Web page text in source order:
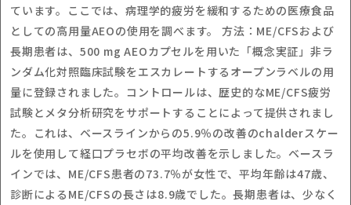
ています。ここでは、病理学的疲労を緩和するための医療食品
としての高用量AEOの使用を調べます。 方法：ME/CFSおよび
長期患者は、500 mg AEOカプセルを用いた「概念実証」非ラ
ンダム化対照臨床試験をエスカレートするオープンラベルの用
量に登録されました。コントロールは、歴史的なME/CFS疲労
試験とメタ分析研究をサポートすることによって提供されまし
た。これは、ベースラインからの5.9％の改善のchalderスケー
ルを使用して経口プラセボの平均改善を示しました。ベースラ
インでは、ME/CFS患者の73.7％が女性で、平均年齢は47歳、
診断によるME/CFSの長さは8.9歳でした。長期患者は、少なく